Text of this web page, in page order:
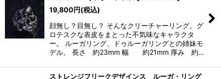
19,800円(税込)
顔無し？目無し？ そんなクリーチャーリング。グ
ロテスクな表皮をまとった不気味なキャラクタ
ー。 ルーガリング、ドゥルーガリングとの姉妹モ
デル。 長さ 約23mm 幅 約21mm 厚み 約…
ストレンジフリークデザインス ルーガ・リング